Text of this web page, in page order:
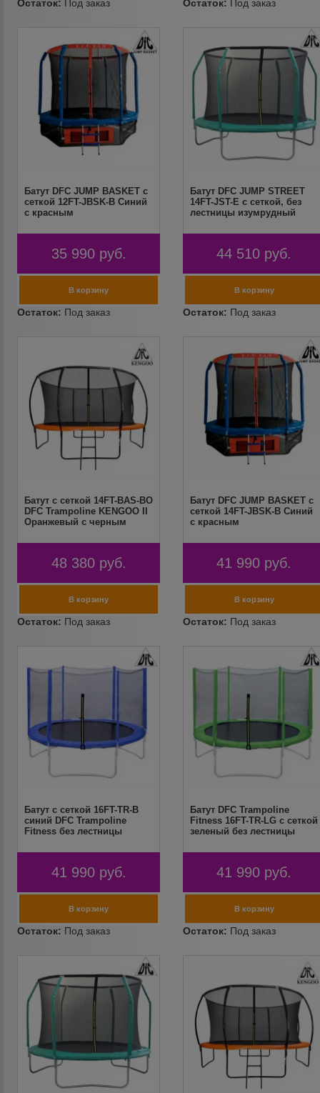
Батут DFC JUMP BASKET с
сеткой 12FT-JBSK-B Синий
с красным
35 990 руб.
Батут DFC JUMP STREET
14FT-JST-E c сеткой, без
лестницы изумрудный
44 510 руб.
Батут с сеткой 14FT-BAS-BO
DFC Trampoline KENGOO II
Оранжевый с черным
48 380 руб.
Батут DFC JUMP BASKET с
сеткой 14FT-JBSK-B Синий
с красным
41 990 руб.
Батут с сеткой 16FT-TR-B
синий DFC Trampoline
Fitness без лестницы
41 990 руб.
Батут DFC Trampoline
Fitness 16FT-TR-LG с сеткой
зеленый без лестницы
41 990 руб.